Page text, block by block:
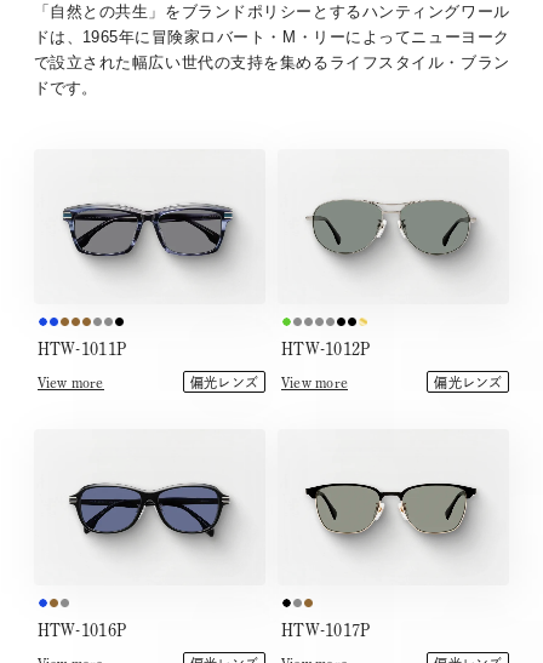
「自然との共生」をブランドポリシーとするハンティングワール
ドは、1965年に冒険家ロバート・M・リーによってニューヨーク
で設立された幅広い世代の支持を集めるライフスタイル・ブラン
ドです。
HTW-1011P
View more 偏光レンズ
HTW-1012P
View more 偏光レンズ
HTW-1016P HTW-1017P